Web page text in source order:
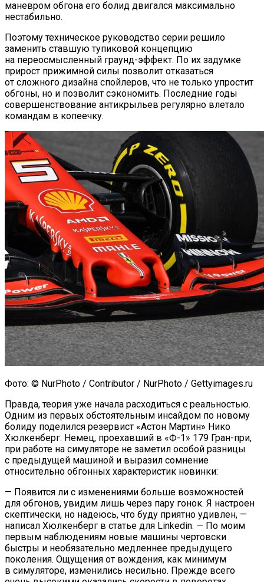
маневром обгона его болид двигался максимально
нестабильно.
Поэтому техническое руководство серии решило
заменить ставшую тупиковой концепцию
на переосмысленный граунд-эффект. По их задумке
прирост прижимной силы позволит отказаться
от сложного дизайна спойлеров, что не только упростит
обгоны, но и позволит сэкономить. Последние годы
совершенствование антикрыльев регулярно влетало
командам в копеечку.
Фото: © NurPhoto / Contributor / NurPhoto / Gettyimages.ru
Правда, теория уже начала расходиться с реальностью.
Одним из первых обстоятельным инсайдом по новому
болиду поделился резервист «Астон Мартин» Нико
Хюлкенберг. Немец, проехавший в «Ф-1» 179 Гран-при,
при работе на симуляторе не заметил особой разницы
с предыдущей машиной и выразил сомнение
относительно обгонных характеристик новинки:
— Появится ли с изменениями больше возможностей
для обгонов, увидим лишь через пару гонок. Я настроен
скептически, но надеюсь, что буду приятно удивлен, —
написал Хюлкенберг в статье для Linkedin. — По моим
первым наблюдениям новые машины чертовски
быстры и необязательно медленнее предыдущего
поколения. Ощущения от вождения, как минимум
в симуляторе, изменились несильно. Прежде всего